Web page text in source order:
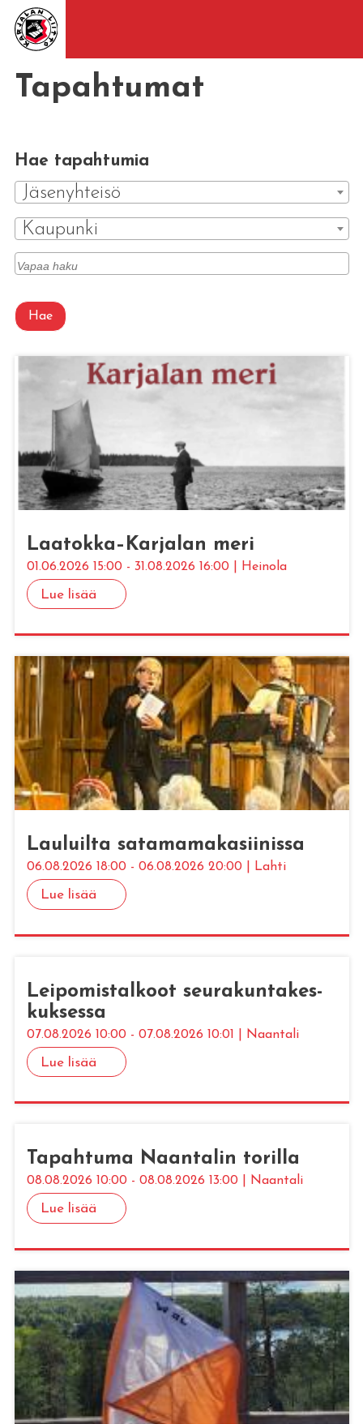
Tapahtumat
Hae tapahtumia
Jäsenyhteisö
Kaupunki
Hae
Laa­tok­ka–Kar­ja­lan meri
01.06.2026 15:00 - 31.08.2026 16:00 | Heinola
Lue lisää
Lau­luil­ta sa­ta­ma­ma­ka­sii­nis­sa
06.08.2026 18:00 - 06.08.2026 20:00 | Lahti
Lue lisää
Lei­po­mis­tal­koot seu­ra­kun­ta­kes­
kuk­ses­sa
07.08.2026 10:00 - 07.08.2026 10:01 | Naantali
Lue lisää
Ta­pah­tu­ma Naan­ta­lin to­ril­la
08.08.2026 10:00 - 08.08.2026 13:00 | Naantali
Lue lisää